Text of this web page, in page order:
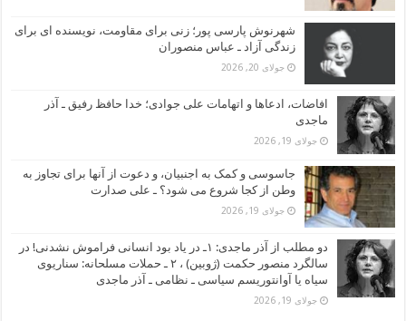
شهرنوش پارسی پور؛ زنی برای مقاومت، نویسنده ای برای
زندگی آزاد ـ عباس منصوران
جولای 20, 2026
افاضات، ادعاها و اتهامات علی جوادی؛ خدا حافظ رفیق ـ آذر
ماجدی
جولای 19, 2026
جاسوسی و کمک به اجنبیان، و دعوت از آنها برای تجاوز به
وطن از کجا شروع می شود؟ ـ علی صدارت
جولای 19, 2026
دو مطلب از آذر ماجدی: ۱ـ در یاد بود انسانی فراموش نشدنی! در
سالگرد منصور حکمت (ژوبین) ، ۲ ـ حملات مسلحانه: سناریوی
سیاه یا آوانتوریسم سیاسی ـ نظامی ـ آذر ماجدی
جولای 19, 2026